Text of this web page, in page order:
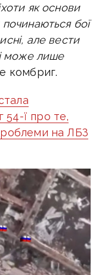
як основи
бої
але вести
може лише
комбриг.
54-ї про те,
на ЛБЗ